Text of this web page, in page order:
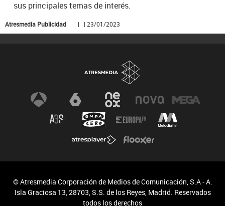
sus principales temas de interés.
Atresmedia Publicidad | | 23/01/2023
© Atresmedia Corporación de Medios de Comunicación, S.A - A.
Isla Graciosa 13, 28703, S.S. de los Reyes, Madrid. Reservados
todos los derechos